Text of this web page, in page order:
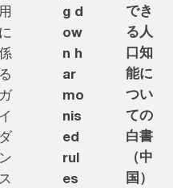
用
に
る
ガ
イ
ダ
ン
ス
g d
ow
n h
ar
mo
nis
ed
rul
es
でき
る人
口知
能に
つい
ての
白書
（中
国）